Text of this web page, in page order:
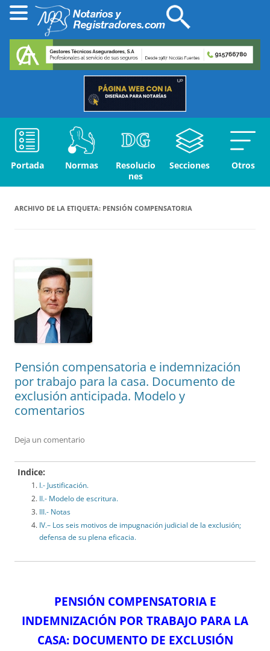
Portada Normas
Resolucio
nes
Secciones Otros
ARCHIVO DE LA ETIQUETA: PENSIÓN COMPENSATORIA
Pensión compensatoria e indemnización
por trabajo para la casa. Documento de
exclusión anticipada. Modelo y
comentarios
Deja un comentario
Indice:
I.- Justificación.
II.- Modelo de escritura.
III.- Notas
IV.– Los seis motivos de impugnación judicial de la exclusión;
defensa de su plena eficacia.
PENSIÓN COMPENSATORIA E
INDEMNIZACIÓN POR TRABAJO PARA LA
CASA: DOCUMENTO DE EXCLUSIÓN